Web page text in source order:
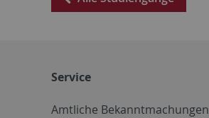
Service
Amtliche Bekanntmachungen